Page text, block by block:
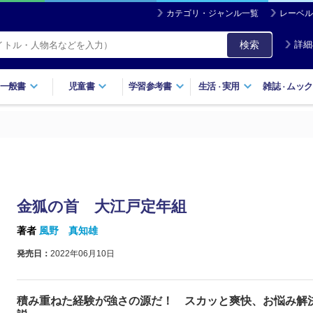
カテゴリ・ジャンル一覧 レーベ
検索 詳
一般書 児童書 学習参考書 生活・実用 雑誌・ ムック
金狐の首 大江戸定年組
著者 風野 真知雄
発売日： 2022年06月10日
積み重ねた経験が強さの源だ！ スカッと爽快、お悩み解